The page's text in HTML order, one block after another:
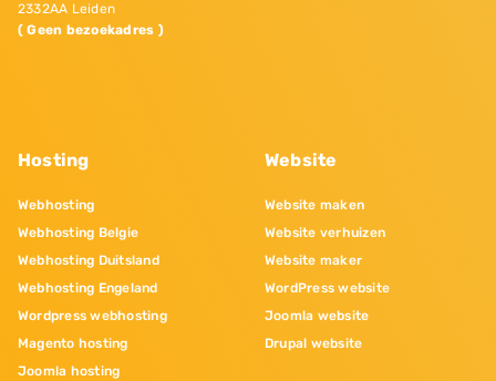
2332AA Leiden
( Geen bezoekadres )
Hosting
Webhosting
Webhosting Belgie
Webhosting Duitsland
Webhosting Engeland
Wordpress webhosting
Magento hosting
Joomla hosting
Website
Website maken
Website verhuizen
Website maker
WordPress website
Joomla website
Drupal website